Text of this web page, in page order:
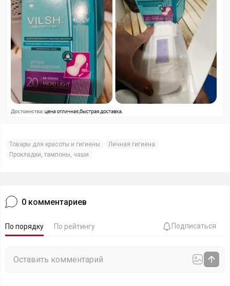
Товары для красоты и гигиены
Личная гигиена
Прокладки, тампоны, чаши
0 комментариев
По порядку По рейтингу Подписаться